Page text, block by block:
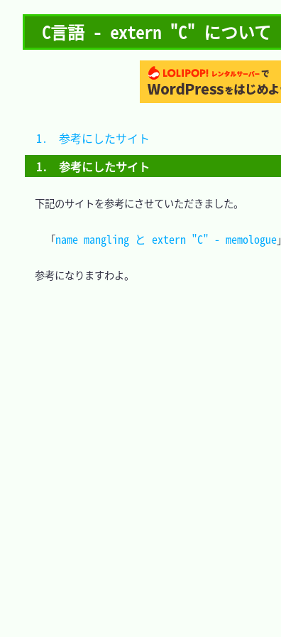
C言語 - extern "C" について
1.　参考にしたサイト
下記のサイトを参考にさせていただきました。
「name mangling と extern "C" - memologue」
参考になりますわよ。